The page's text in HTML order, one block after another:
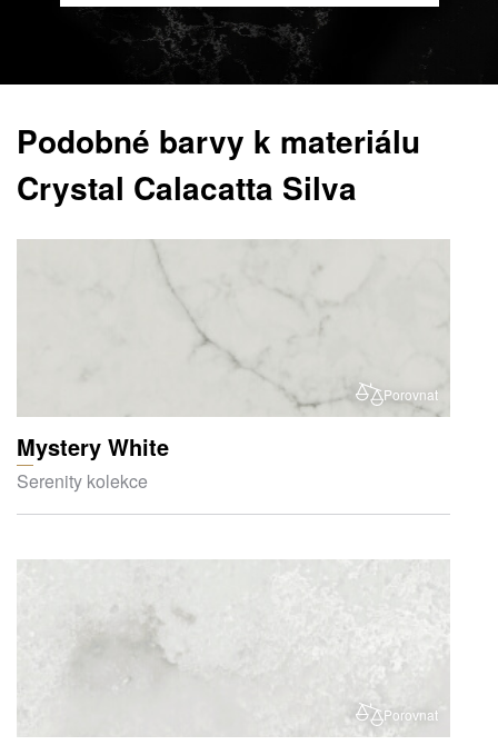
Podobné barvy k materiálu
Crystal Calacatta Silva
Porovnat
Mystery White
Serenity kolekce
Porovnat